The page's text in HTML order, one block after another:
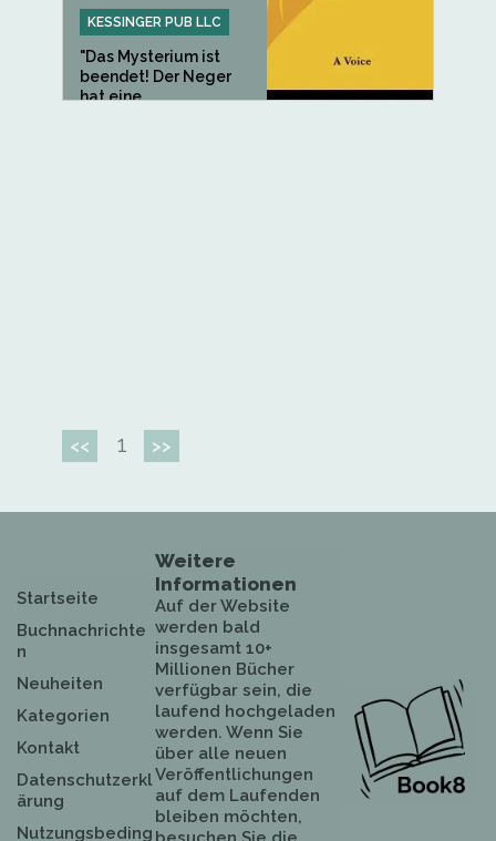
KESSINGER PUB LLC
"Das Mysterium ist
beendet! Der Neger
hat eine...
<< 1 >>
Startseite
Buchnachrichte
n
Neuheiten
Kategorien
Kontakt
Datenschutzerkl
ärung
Nutzungsbeding
Weitere
Informationen
Auf der Website
werden bald
insgesamt 10+
Millionen Bücher
verfügbar sein, die
laufend hochgeladen
werden. Wenn Sie
über alle neuen
Veröffentlichungen
auf dem Laufenden
bleiben möchten,